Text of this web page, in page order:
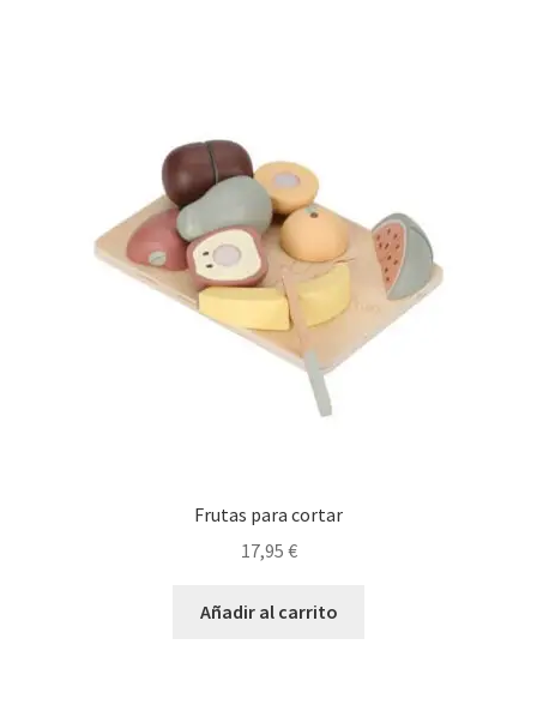
Frutas para cortar
17,95 €
Añadir al carrito